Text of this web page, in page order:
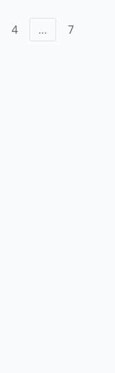
4 …
7